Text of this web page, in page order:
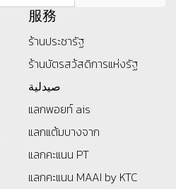
服務
ร้านประชารัฐ
ร้านบัตรสว้สดิการแห่งรัฐ
صيدلية
แลกพอยท์ ais
แลกแต้มบางจาก
แลกคะแนน PT
แลกคะแนน MAAI by KTC